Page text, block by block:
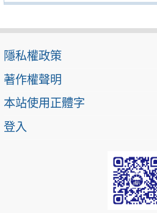
隱私權政策
著作權聲明
本站使用正體字
登入